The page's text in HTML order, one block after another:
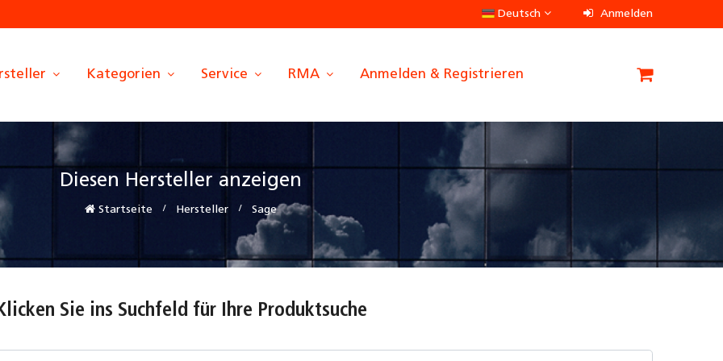
Deutsch Anmelden
Kategorien Service RMA Anmelden & Registrieren
Diesen Hersteller anzeigen
Startseite Hersteller Sage
Sie ins Suchfeld für Ihre Produktsuche